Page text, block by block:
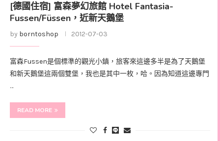
[德國住宿] 富森夢幻旅館 Hotel Fantasia-
Fussen/Füssen，近新天鵝堡
by borntoshop 2012-07-03
富森Fussen是個標準的觀光小鎮，旅客來這邊多半是為了天鵝堡
和新天鵝堡這兩個雙堡，我也是其中一枚，哈。因為知道這邊專門
…
READ MORE